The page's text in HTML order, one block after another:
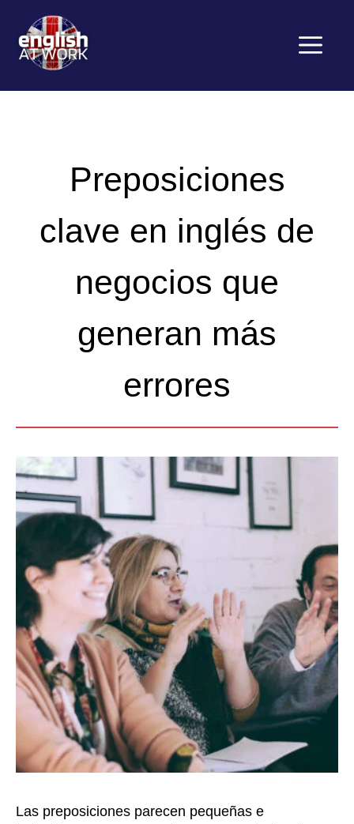
contenido
Menú
Preposiciones
clave en inglés de
negocios que
generan más
errores
Las preposiciones parecen pequeñas e